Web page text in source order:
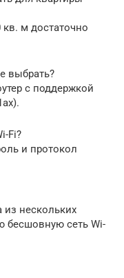
м достаточно
выбрать?
с поддержкой
Fi?
и протокол
из нескольких
бесшовную сеть Wi-